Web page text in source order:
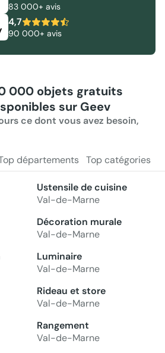
83 000+ avis
4,7
90 000+ avis
000 objets gratuits
sur Geev
ce dont vous avez besoin,
départements Top catégories
Ustensile de cuisine
Val-de-Marne
Décoration murale
Val-de-Marne
Luminaire
Val-de-Marne
Rideau et store
Val-de-Marne
Rangement
Val-de-Marne